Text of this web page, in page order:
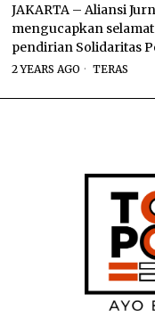
JAKARTA – Aliansi
mengucapkan
pendirian Solidaritas
2 YEARS AGO TERAS